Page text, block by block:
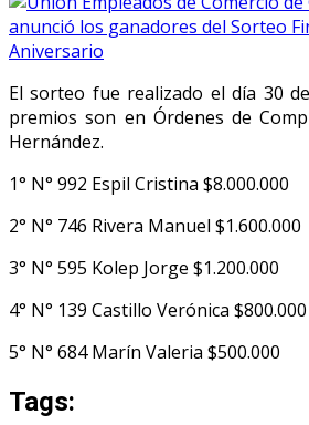
El sorteo fue realizado el día 30
premios son en Órdenes de
Hernández.
1° N° 992 Espil Cristina $8.000.000
2° N° 746 Rivera Manuel $1.600.000
3° N° 595 Kolep Jorge $1.200.000
4° N° 139 Castillo Verónica $800.000
5° N° 684 Marín Valeria $500.000
Tags: